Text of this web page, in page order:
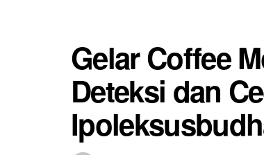
Gelar Coffee
Deteksi dan